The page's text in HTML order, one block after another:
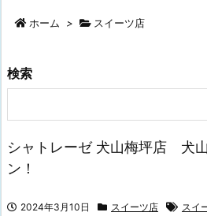
ホーム > スイーツ店
検索
シャトレーゼ 犬山梅坪店 犬
ン！
2024年3月10日 スイーツ店 スイ